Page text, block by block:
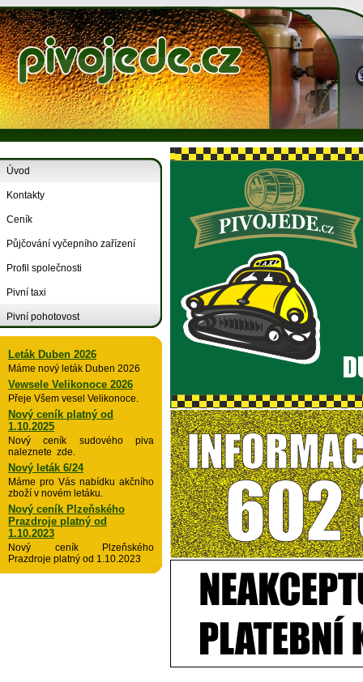
Úvod
Kontakty
Ceník
Půjčování vyčepního zařízení
Profil společnosti
Pivní taxi
Pivní pohotovost
Leták Duben 2026
Máme nový leták Duben 2026
Vewsele Velikonoce 2026
Přeje Všem vesel Velikonoce.
Nový ceník platný od
1.10.2025
Nový ceník sudového piva
naleznete zde.
Nový leták 6/24
Máme pro Vás nabídku akčního
zboží v novém letáku.
Nový ceník Plzeňského
Prazdroje platný od
1.10.2023
Nový ceník Plzeňského
Prazdroje platný od 1.10.2023